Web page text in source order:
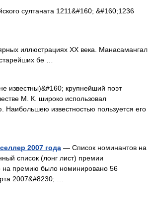
султаната 1211&#160; &#160;1236
иллюстрациях XX века. Манасамангал
бе …
известны)&#160; крупнейший поэт
М. К. широко использовал
известностью пользуется его
2007 года — Список номинантов на
список (лонг лист) премии
на премию было номинировано 56
2007&#8230; …